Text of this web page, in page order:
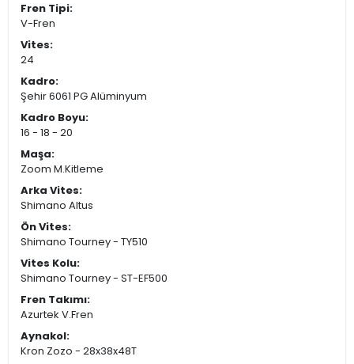
Fren Tipi:
V-Fren
Vites:
24
Kadro:
Şehir 6061 PG Alüminyum
Kadro Boyu:
16 - 18 - 20
Maşa:
Zoom M.Kitleme
Arka Vites:
Shimano Altus
Ön Vites:
Shimano Tourney - TY510
Vites Kolu:
Shimano Tourney - ST-EF500
Fren Takımı:
Azurtek V.Fren
Aynakol:
Kron Zozo - 28x38x48T